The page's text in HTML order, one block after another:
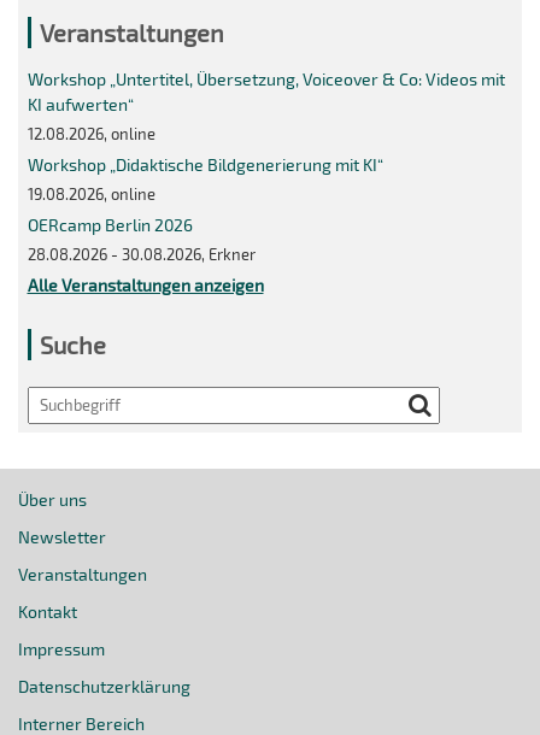
Veranstaltungen
Workshop „Untertitel, Übersetzung, Voiceover & Co: Videos mit
KI aufwerten“
12.08.2026, online
Workshop „Didaktische Bildgenerierung mit KI“
19.08.2026, online
OERcamp Berlin 2026
28.08.2026 - 30.08.2026, Erkner
Alle Veranstaltungen anzeigen
Suche
Search
Über uns
Newsletter
Veranstaltungen
Kontakt
Impressum
Datenschutzerklärung
Interner Bereich